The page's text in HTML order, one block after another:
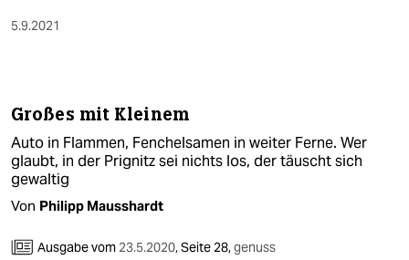
5.9.2021
Großes mit Kleinem
Auto in Flammen, Fenchelsamen in weiter Ferne. Wer
glaubt, in der Prignitz sei nichts los, der täuscht sich
gewaltig
Von Philipp Mausshardt
Ausgabe vom 23.5.2020,Seite 28,genuss